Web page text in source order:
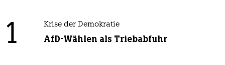
1 Krise der Demokratie
AfD-Wählen als Triebabfuhr